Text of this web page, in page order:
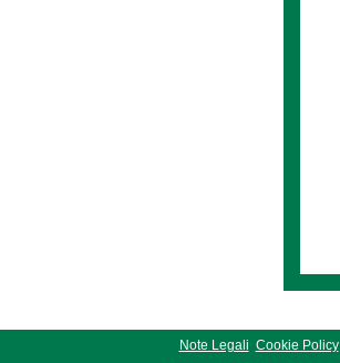
Note Legali Cookie Policy